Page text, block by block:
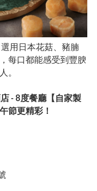
用日本花菇、豬腩
每口都能感受到豐腴
。
- 8度餐廳【自家製
節更精彩！